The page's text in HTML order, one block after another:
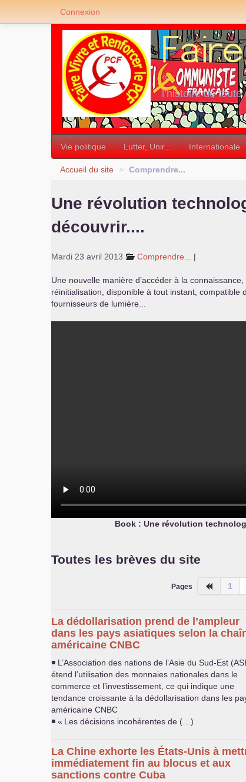
«
l’histoire de
»
Vie politique Lutter, Unir... Internationale
Accueil du site > Comprendre...
Une révolution
découvrir....
Mardi 23 avril 2013 Comprendre... |
Une nouvelle manière d’accéder à la
réinitialisation, disponible à tout instant, compatible
fournisseurs de lumière...
Book : Une révolution
Toutes les brèves du site
Pages 1
La dédollarisation prend de l’ampleur
dans les pays asiatiques selon la
américaine CNBC
◾ L’Association des nations de l’Asie du Sud-Est (
étend l’utilisation des monnaies nationales dans le
commerce et l’investissement, ce qui indique une
tendance croissante à la dédollarisation dans les
américaine CNBC
◾ « Les décisions incohérentes de (…)
La Chine exhorte les États-Unis à
immédiatement fin au blocus et aux
sanctions contre Cuba
Connexion